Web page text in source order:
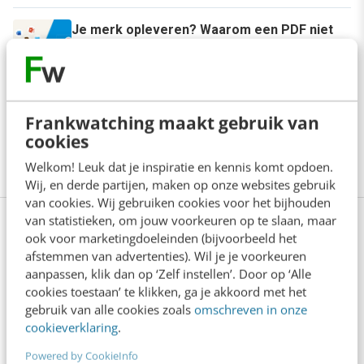
Frankwatching maakt gebruik van
cookies
Welkom! Leuk dat je inspiratie en kennis komt opdoen.
Wij, en derde partijen, maken op onze websites gebruik
van cookies. Wij gebruiken cookies voor het bijhouden
van statistieken, om jouw voorkeuren op te slaan, maar
ook voor marketingdoeleinden (bijvoorbeeld het
afstemmen van advertenties). Wil je je voorkeuren
aanpassen, klik dan op ‘Zelf instellen’. Door op ‘Alle
cookies toestaan’ te klikken, ga je akkoord met het
gebruik van alle cookies zoals omschreven in onze
cookieverklaring.
Powered by CookieInfo
Je merk opleveren? Waarom een PDF niet
de managementtest
4 min
Bekijk deze topics of volg ze via een
NieuwsAlert
Apple Branding E-commerce
Marketing technology